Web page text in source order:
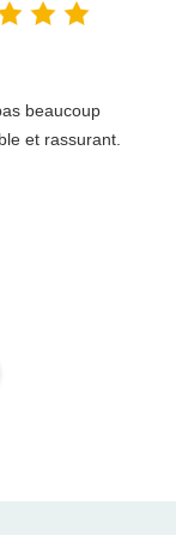
beaucoup
et rassurant.